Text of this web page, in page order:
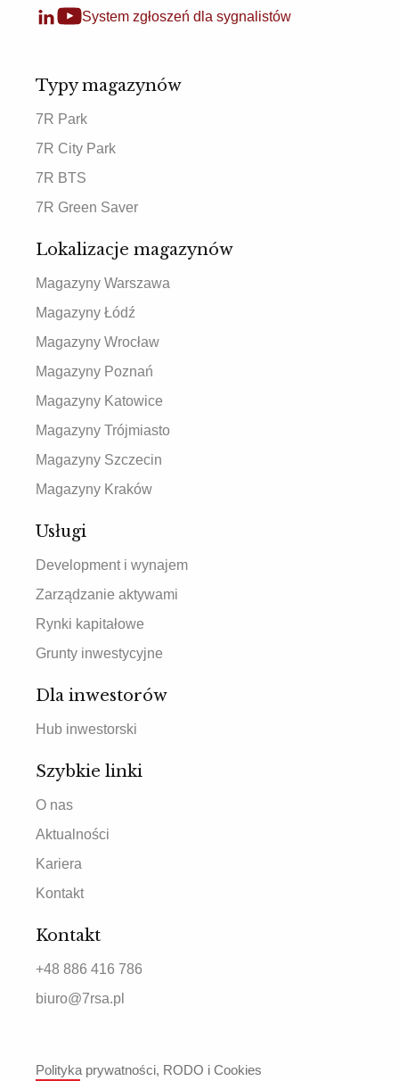
System zgłoszeń dla sygnalistów
Typy magazynów
7R Park
7R City Park
7R BTS
7R Green Saver
Lokalizacje magazynów
Magazyny Warszawa
Magazyny Łódź
Magazyny Wrocław
Magazyny Poznań
Magazyny Katowice
Magazyny Trójmiasto
Magazyny Szczecin
Magazyny Kraków
Usługi
Development i wynajem
Zarządzanie aktywami
Rynki kapitałowe
Grunty inwestycyjne
Dla inwestorów
Hub inwestorski
Szybkie linki
O nas
Aktualności
Kariera
Kontakt
Kontakt
+48 886 416 786
biuro@7rsa.pl
Polityka prywatności, RODO i Cookies